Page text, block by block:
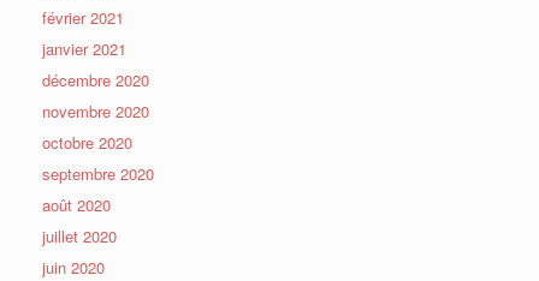
février 2021
janvier 2021
décembre 2020
novembre 2020
octobre 2020
septembre 2020
août 2020
juillet 2020
juin 2020